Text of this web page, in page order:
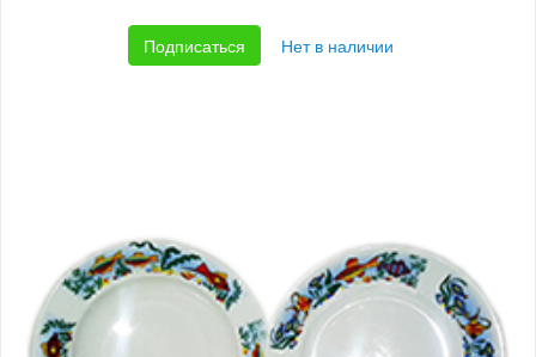
Подписаться Нет в наличии